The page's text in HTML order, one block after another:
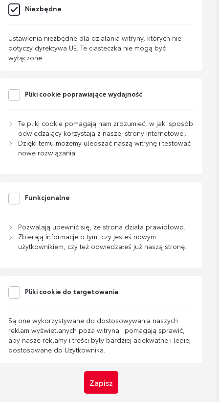
Niezbędne
Ustawienia niezbędne dla działania witryny, których nie
dotyczy dyrektywa UE. Te ciasteczka nie mogą być
wyłączone.
Pliki cookie poprawiające wydajność
Te pliki cookie pomagają nam zrozumieć, w jaki sposób
odwiedzający korzystają z naszej strony internetowej.
Dzięki temu możemy ulepszać naszą witrynę i testować
nowe rozwiązania.
Funkcjonalne
Pozwalają upewnić się, że strona działa prawidłowo.
Zbierają informacje o tym, czy jesteś nowym
użytkownikiem, czy też odwiedzałeś już naszą stronę.
Pliki cookie do targetowania
Są one wykorzystywane do dostosowywania naszych
reklam wyświetlanych poza witryną i pomagają sprawić,
aby nasze reklamy i treści były bardziej adekwatne i lepiej
dostosowane do Użytkownika.
Zapisz